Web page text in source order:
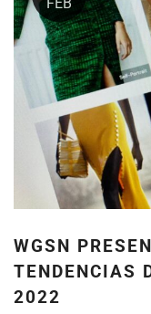
WGSN
TENDENCIAS
2022